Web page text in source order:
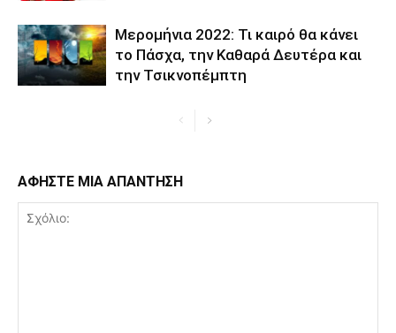
Μερομήνια 2022: Τι καιρό θα κάνει
το Πάσχα, την Καθαρά Δευτέρα και
την Τσικνοπέμπτη
ΑΦΗΣΤΕ ΜΙΑ ΑΠΑΝΤΗΣΗ